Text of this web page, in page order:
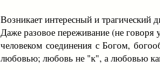
Возникает интересный и трагический
Даже разовое переживание (не
человеком соединения с Богом,
любовью; любовь не "к", а любовью